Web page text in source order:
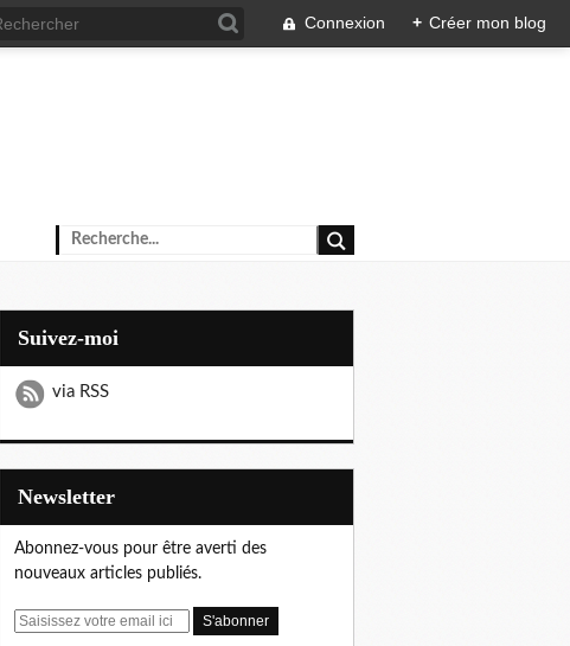
Connexion + Créer mon blog
Suivez-moi
via RSS
Newsletter
Abonnez-vous pour être averti des
nouveaux articles publiés.
E